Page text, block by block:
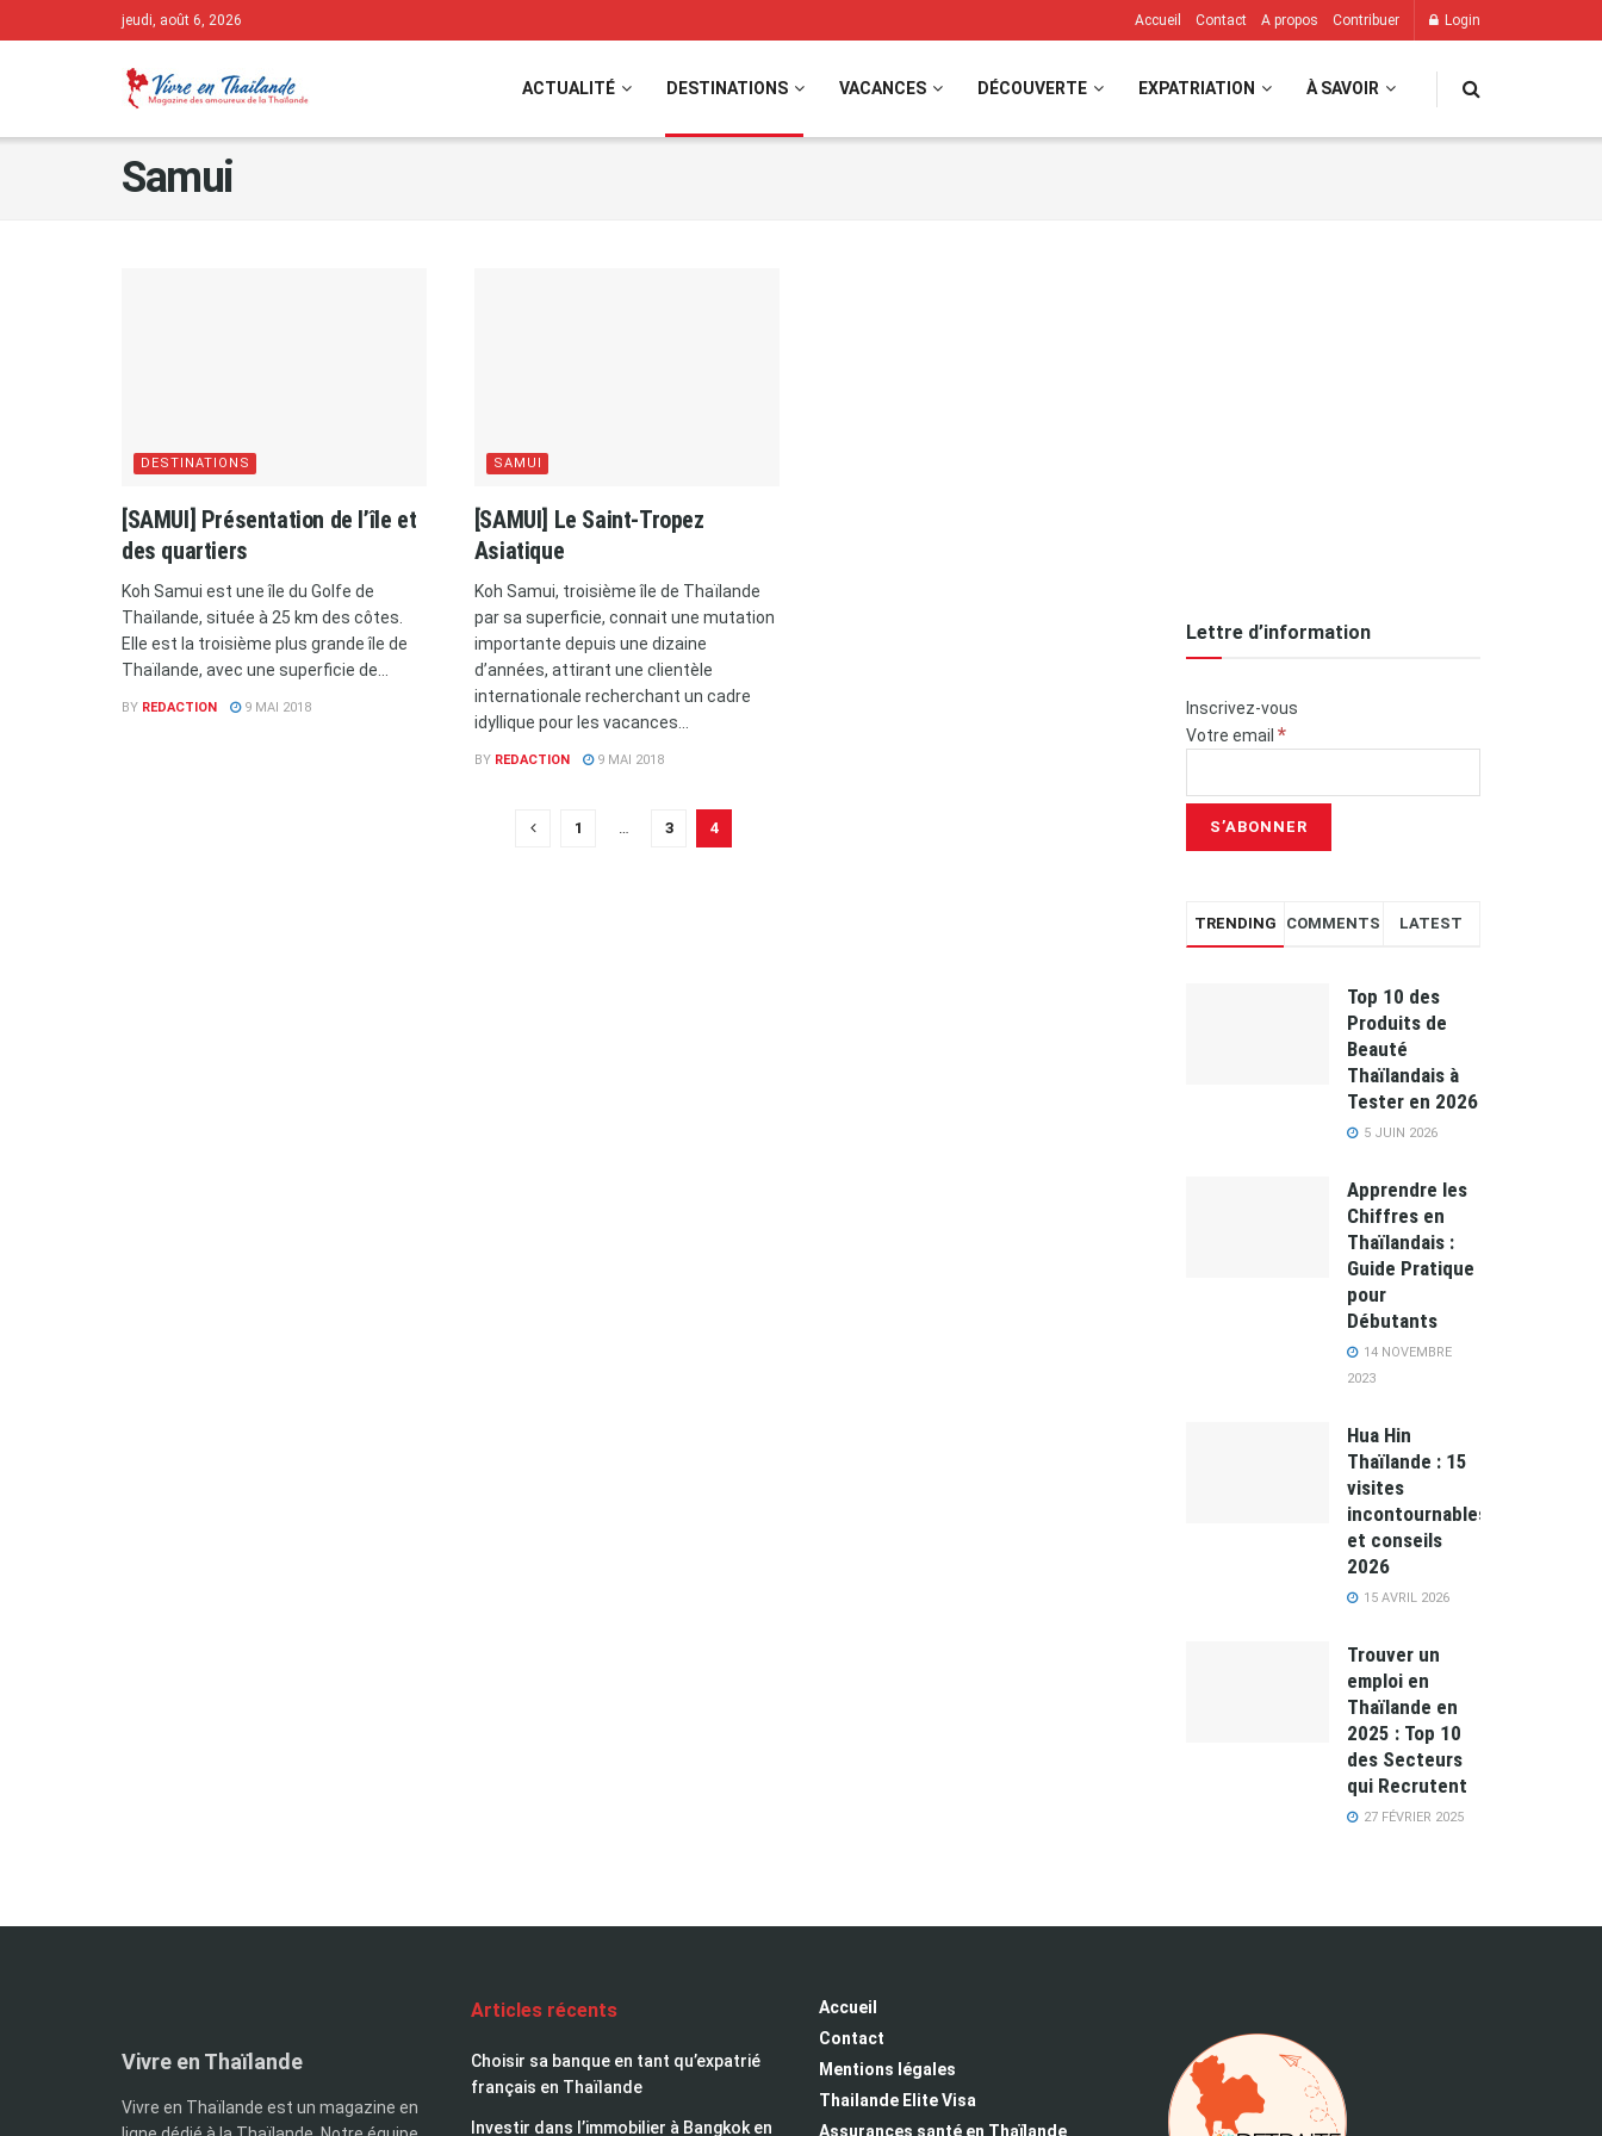
jeudi, août 6, 2026 Accueil Contact A propos Contribuer Login
ACTUALITÉ DESTINATIONS VACANCES DÉCOUVERTE EXPATRIATION À SAVOIR
Samui
DESTINATIONS
[SAMUI] Présentation de l’île et
des quartiers
Koh Samui est une île du Golfe de
Thaïlande, située à 25 km des côtes.
Elle est la troisième plus grande île de
Thaïlande, avec une superficie de...
BY REDACTION 9 MAI 2018
SAMUI
[SAMUI] Le Saint-Tropez
Asiatique
Koh Samui, troisième île de Thaïlande
par sa superficie, connait une mutation
importante depuis une dizaine
d’années, attirant une clientèle
internationale recherchant un cadre
idyllique pour les vacances...
BY REDACTION 9 MAI 2018
1 3 4
Lettre d’information
Inscrivez-vous
Votre email *
TRENDING COMMENTS LATEST
Top 10 des
Produits de
Beauté
Thaïlandais à
Tester en 2026
5 JUIN 2026
Apprendre les
Chiffres en
Thaïlandais :
Guide Pratique
pour
Débutants
14 NOVEMBRE
2023
Hua Hin
Thaïlande : 15
visites
incontournables
et conseils
2026
15 AVRIL 2026
Trouver un
emploi en
Thaïlande en
2025 : Top 10
des Secteurs
qui Recrutent
27 FÉVRIER 2025
Vivre en Thaïlande
Vivre en Thaïlande est un magazine en
Articles récents
Choisir sa banque en tant qu’expatrié
français en Thaïlande
Investir dans l’immobilier à Bangkok en
Accueil
Contact
Mentions légales
Thailande Elite Visa
Assurances santé en Thaïlande